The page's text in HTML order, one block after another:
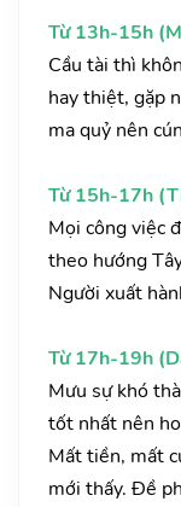
Từ 13h-15h
Cầu tài thì
hay thiệt, gặp
ma quỷ nên
Từ 15h-17h
Mọi công việc
theo hướng
Người xuất
Từ 17h-19h
Mưu sự khó
tốt nhất nên
Mất tiền, mất
mới thấy. Đề